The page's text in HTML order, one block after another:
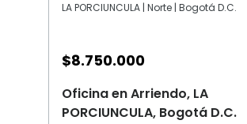
LA PORCIUNCULA | Norte | Bogotá D.C.
$8.750.000
Oficina en Arriendo, LA
PORCIUNCULA, Bogotá D.C.